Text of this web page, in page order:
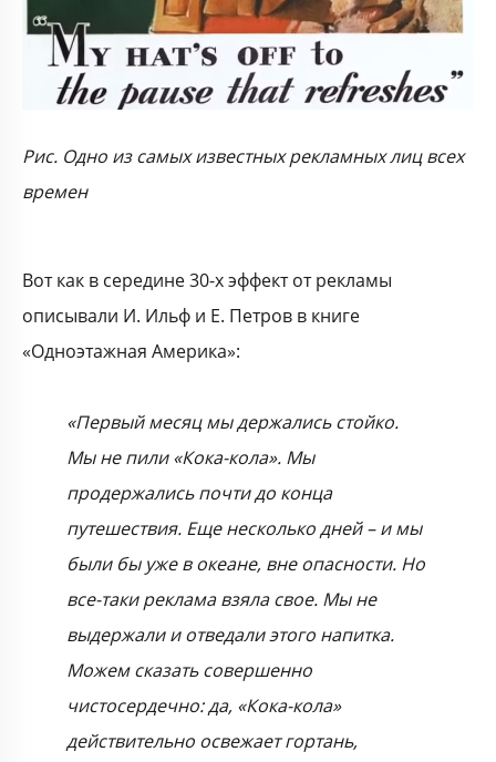
Рис. Одно из самых известных рекламных лиц всех
времен
Вот как в середине 30-х эффект от рекламы
описывали И. Ильф и Е. Петров в книге
«Одноэтажная Америка»:
«Первый месяц мы держались стойко.
Мы не пили «Кока-кола». Мы
продержались почти до конца
путешествия. Еще несколько дней – и мы
были бы уже в океане, вне опасности. Но
все-таки реклама взяла свое. Мы не
выдержали и отведали этого напитка.
Можем сказать совершенно
чистосердечно: да, «Кока-кола»
действительно освежает гортань,